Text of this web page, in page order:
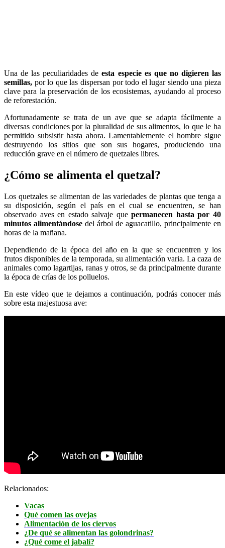
Una de las peculiaridades deesta especie es que no digieren las
semillas, por lo que las dispersan por todo el lugar siendo una pieza
clave para la preservación de los ecosistemas, ayudando al proceso
de reforestación.
Afortunadamente se trata de un ave que se adapta fácilmente a
diversas condiciones por la pluralidad de sus alimentos, lo que le ha
permitido subsistir hasta ahora. Lamentablemente el hombre sigue
destruyendo los sitios que son sus hogares, produciendo una
reducción grave en el número de quetzales libres.
¿Cómo se alimenta el quetzal?
Los quetzales se alimentan de las variedades de plantas que tenga a
su disposición, según el país en el cual se encuentren, se han
observado aves en estado salvaje quepermanecen hasta por 40
minutos alimentándose del árbol de aguacatillo, principalmente en
horas de la mañana.
Dependiendo de la época del año en la que se encuentren y los
frutos disponibles de la temporada, su alimentación varia. La caza de
animales como lagartijas, ranas y otros, se da principalmente durante
la época de crías de los polluelos.
En este vídeo que te dejamos a continuación, podrás conocer más
sobre esta majestuosa ave:
Relacionados:
Vacas
Qué comen las ovejas
Alimentación de los ciervos
¿De qué se alimentan las golondrinas?
¿Qué come el jabalí?